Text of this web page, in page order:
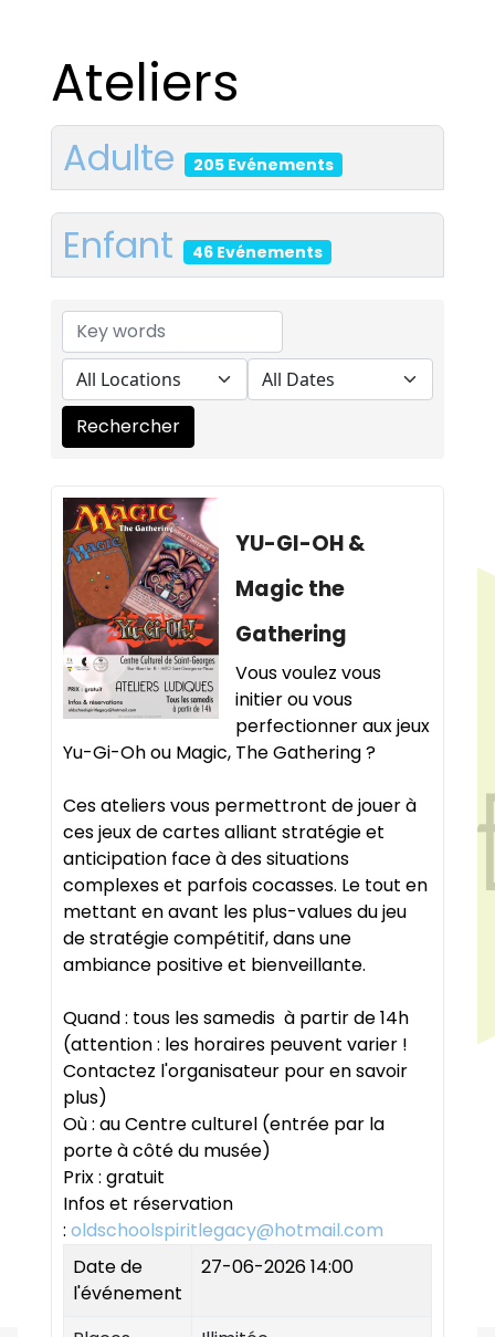
Ateliers
Adulte 205 Evénements
Enfant 46 Evénements
YU-GI-OH &
Magic the
Gathering
Vous voulez vous
initier ou vous
perfectionner aux jeux
Yu-Gi-Oh ou Magic, The Gathering ?
Ces ateliers vous permettront de jouer à
ces jeux de cartes alliant stratégie et
anticipation face à des situations
complexes et parfois cocasses. Le tout en
mettant en avant les plus-values du jeu
de stratégie compétitif, dans une
ambiance positive et bienveillante.
Quand : tous les samedis à partir de 14h
(attention : les horaires peuvent varier !
Contactez l'organisateur pour en savoir
plus)
Où : au Centre culturel (entrée par la
porte à côté du musée)
Prix : gratuit
Infos et réservation
: oldschoolspiritlegacy@hotmail.com
Date de
l'événement
27-06-2026 14:00